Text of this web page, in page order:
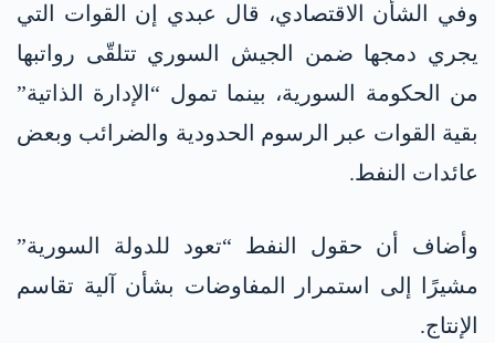
وفي الشأن الاقتصادي، قال عبدي إن القوات التي
يجري دمجها ضمن الجيش السوري تتلقّى رواتبها
من الحكومة السورية، بينما تمول “الإدارة الذاتية”
بقية القوات عبر الرسوم الحدودية والضرائب وبعض
عائدات النفط.
وأضاف أن حقول النفط “تعود للدولة السورية”
مشيرًا إلى استمرار المفاوضات بشأن آلية تقاسم
الإنتاج.